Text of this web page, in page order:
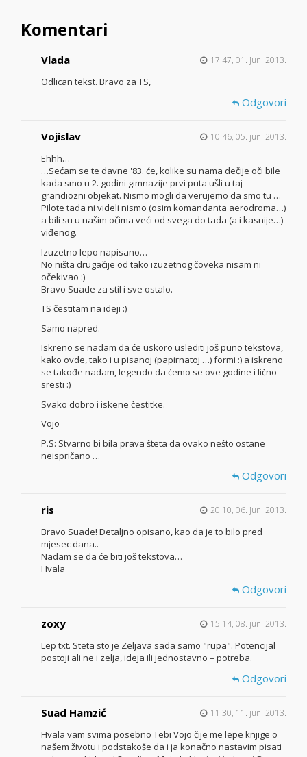
Komentari
Vlada 17:47, 01. jun. 2013.
Odlican tekst. Bravo za TS,
Odgovori
Vojislav 10:46, 05. jun. 2013.
Ehhh…
…Sećam se te davne '83. će, kolike su nama dečije oči bile
kada smo u 2. godini gimnazije prvi puta ušli u taj
grandiozni objekat. Nismo mogli da verujemo da smo tu …
Pilote tada ni videli nismo (osim komandanta aerodroma…)
a bili su u našim očima veći od svega do tada (a i kasnije…)
viđenog.
Izuzetno lepo napisano…
No ništa drugačije od tako izuzetnog čoveka nisam ni
očekivao :)
Bravo Suade za stil i sve ostalo.
TS čestitam na ideji :)
Samo napred.
Iskreno se nadam da će uskoro uslediti još puno tekstova,
kako ovde, tako i u pisanoj (papirnatoj …) formi :) a iskreno
se takođe nadam, legendo da ćemo se ove godine i lično
sresti :)
Svako dobro i iskene čestitke.
Vojo
P.S: Stvarno bi bila prava šteta da ovako nešto ostane
neispričano …
Odgovori
ris 20:10, 06. jun. 2013.
Bravo Suade! Detaljno opisano, kao da je to bilo pred
mjesec dana..
Nadam se da će biti još tekstova…
Hvala
Odgovori
zoxy 15:14, 08. jun. 2013.
Lep txt. Steta sto je Zeljava sada samo "rupa". Potencijal
postoji ali ne i zelja, ideja ili jednostavno – potreba.
Odgovori
Suad Hamzić 11:30, 11. jun. 2013.
Hvala vam svima posebno Tebi Vojo čije me lepe knjige o
našem životu i podstakoše da i ja konačno nastavim pisati